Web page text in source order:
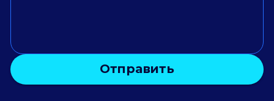
Отправить